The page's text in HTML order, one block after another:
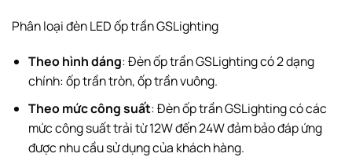
Phân loại đèn LED ốp trần GSLighting
Theo hình dáng: Đèn ốp trần GSLighting có 2 dạng
chính: ốp trần tròn, ốp trần vuông.
Theo mức công suất: Đèn ốp trần GSLighting có các
mức công suất trải từ 12W đến 24W đảm bảo đáp ứng
được nhu cầu sử dụng của khách hàng.